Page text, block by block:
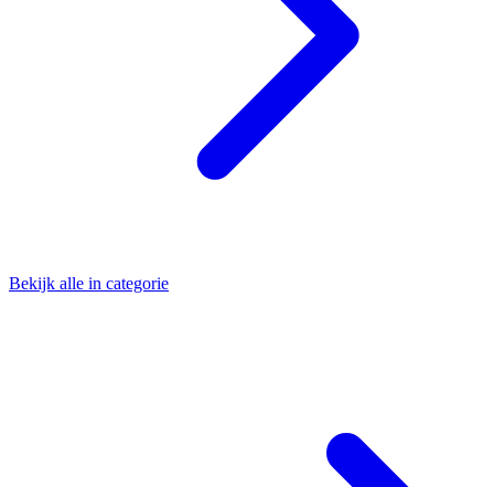
Bekijk alle in categorie